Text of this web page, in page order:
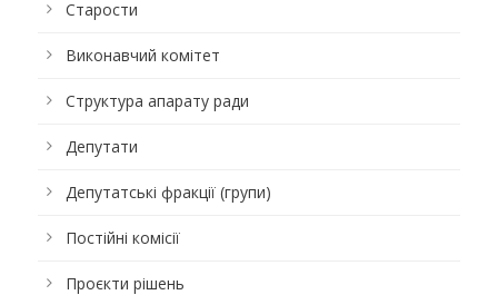
Старости
Виконавчий комітет
Структура апарату ради
Депутати
Депутатські фракції (групи)
Постійні комісії
Проєкти рішень